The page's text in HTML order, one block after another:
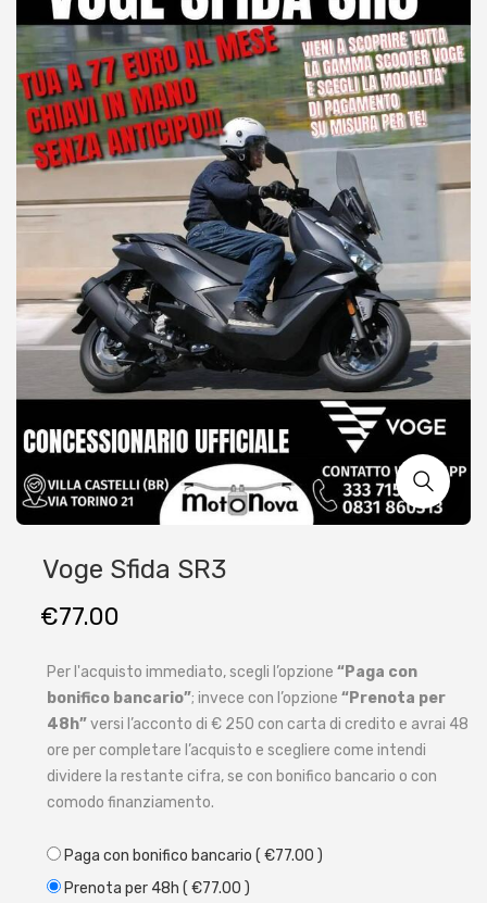
Voge Sfida SR3
€77.00
Per l'acquisto immediato, scegli l’opzione “Paga con
bonifico bancario”; invece con l’opzione “Prenota per
48h”versi l’acconto di € 250 con carta di credito e avrai 48
ore per completare l’acquisto e scegliere come intendi
dividere la restante cifra, se con bonifico bancario o con
comodo finanziamento.
Paga con bonifico bancario ( €77.00 )
Prenota per 48h ( €77.00 )